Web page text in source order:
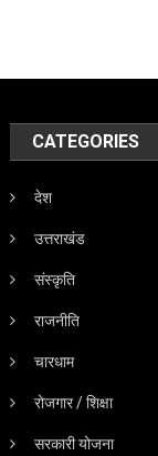
CATEGORIES
देश
उत्तराखंड
संस्कृति
राजनीति
चारधाम
रोजगार / शिक्षा
सरकारी योजना